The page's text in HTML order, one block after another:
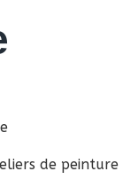
de peinture